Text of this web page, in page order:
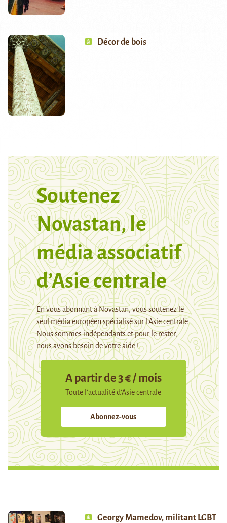
Décor de bois
Soutenez
Novastan, le
média associatif
d’Asie centrale
En vous abonnant à Novastan, vous soutenez le
seul média européen spécialisé sur l’Asie centrale.
Nous sommes indépendants et pour le rester,
nous avons besoin de votre aide !
A partir de 3 € / mois
Toute l’actualité d’Asie centrale
Abonnez-vous
Georgy Mamedov, militant LGBT